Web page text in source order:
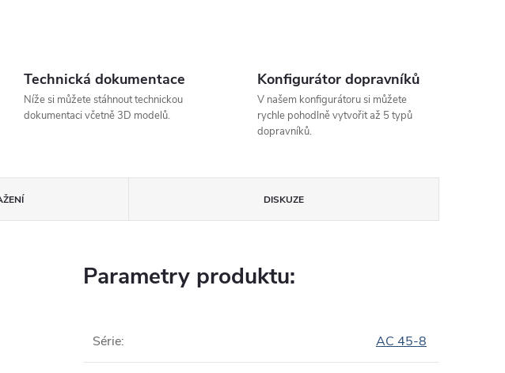
Technická dokumentace
Níže si můžete stáhnout technickou
dokumentaci včetně 3D modelů.
Konfigurátor dopravníků
V našem konfigurátoru si můžete
rychle pohodlně vytvořit až 5 typů
dopravníků.
DISKUZE
Parametry produktu:
Série: AC 45-8